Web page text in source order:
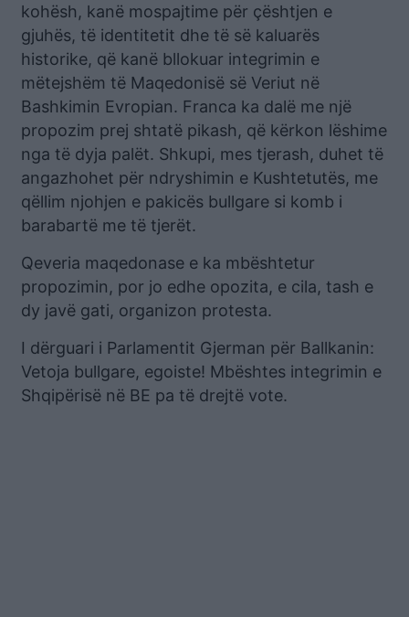
kohësh, kanë mospajtime për çështjen e
gjuhës, të identitetit dhe të së kaluarës
historike, që kanë bllokuar integrimin e
mëtejshëm të Maqedonisë së Veriut në
Bashkimin Evropian. Franca ka dalë me një
propozim prej shtatë pikash, që kërkon lëshime
nga të dyja palët. Shkupi, mes tjerash, duhet të
angazhohet për ndryshimin e Kushtetutës, me
qëllim njohjen e pakicës bullgare si komb i
barabartë me të tjerët.
Qeveria maqedonase e ka mbështetur
propozimin, por jo edhe opozita, e cila, tash e
dy javë gati, organizon protesta.
I dërguari i Parlamentit Gjerman për Ballkanin:
Vetoja bullgare, egoiste! Mbështes integrimin e
Shqipërisë në BE pa të drejtë vote.